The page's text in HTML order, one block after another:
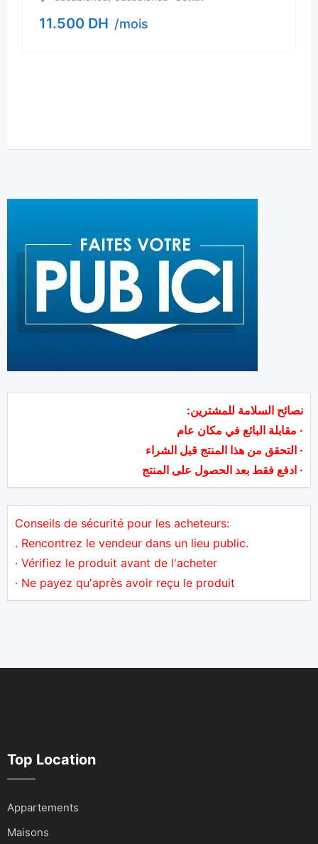
11.500 DH /mois
نصائح السلامة للمشترين:
· مقابلة البائع في مكان عام
· التحقق من هذا المنتج قبل الشراء
· ادفع فقط بعد الحصول على المنتج
Conseils de sécurité pour les acheteurs:
. Rencontrez le vendeur dans un lieu public.
· Vérifiez le produit avant de l'acheter
· Ne payez qu'après avoir reçu le produit
Top Location
Appartements
Maisons